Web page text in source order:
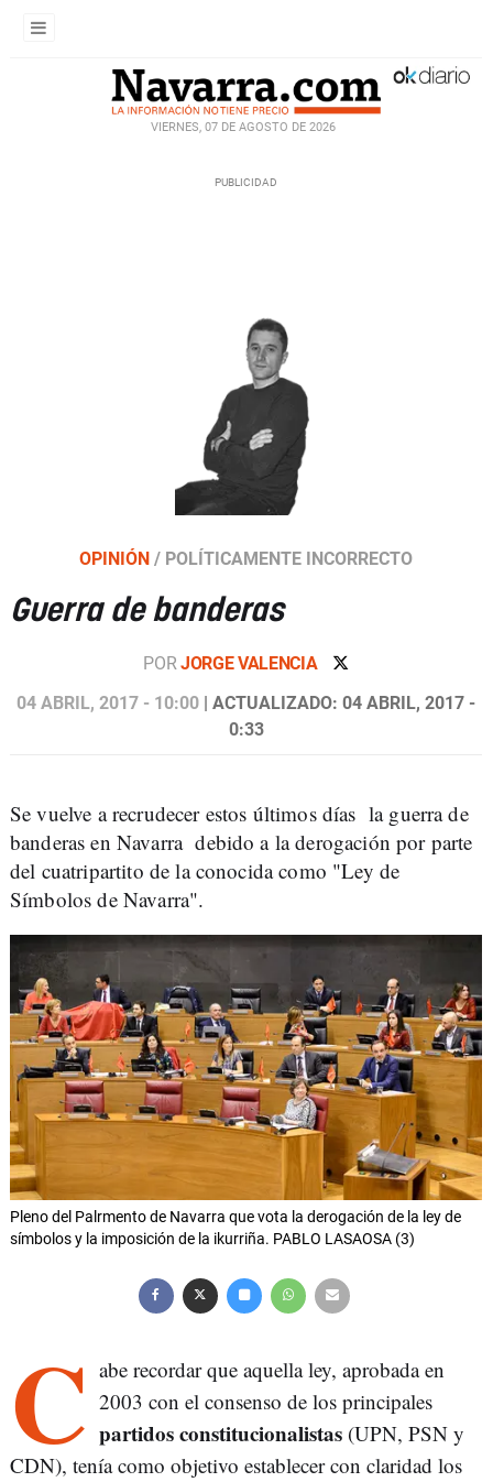
VIERNES, 07 DE AGOSTO DE 2026
OPINIÓN / POLÍTICAMENTE INCORRECTO
Guerra de banderas
PORJORGE VALENCIA
04 ABRIL, 2017 - 10:00 | ACTUALIZADO: 04 ABRIL, 2017 -
0:33
Se vuelve a recrudecer estos últimos días la guerra de
banderas en Navarra debido a la derogación por parte
del cuatripartito de la conocida como "Ley de
Símbolos de Navarra".
Pleno del Palrmento de Navarra que vota la derogación de la ley de
símbolos y la imposición de la ikurriña. PABLO LASAOSA (3)
C abe recordar que aquella ley, aprobada en
2003 con el consenso de los principales
partidos constitucionalistas (UPN, PSN y
CDN), tenía como objetivo establecer con claridad los